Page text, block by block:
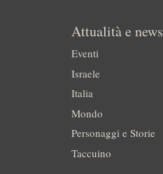
Attualità e news
Eventi
Israele
Italia
Mondo
Personaggi e Storie
Taccuino